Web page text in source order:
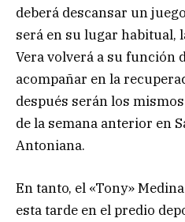
deberá descansar un
será en su lugar habitual,
Vera volverá a su función
acompañar en la
después serán los
de la semana anterior en
Antoniana.
En tanto, el «Tony»
esta tarde en el predio